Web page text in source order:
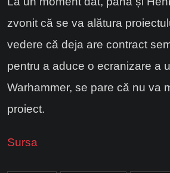
zvonit că se va alătura
vedere că deja are contract
pentru a aduce o ecranizare a
Warhammer, se pare că nu va
proiect.
Sursa